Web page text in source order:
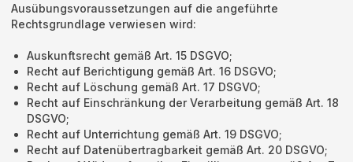
Ausübungsvoraussetzungen auf die angeführte
Rechtsgrundlage verwiesen wird:
Auskunftsrecht gemäß Art. 15 DSGVO;
Recht auf Berichtigung gemäß Art. 16 DSGVO;
Recht auf Löschung gemäß Art. 17 DSGVO;
Recht auf Einschränkung der Verarbeitung gemäß Art. 18
DSGVO;
Recht auf Unterrichtung gemäß Art. 19 DSGVO;
Recht auf Datenübertragbarkeit gemäß Art. 20 DSGVO;